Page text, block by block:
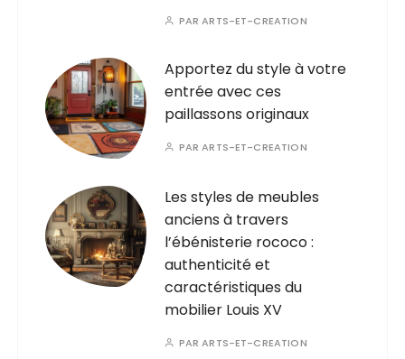
PARARTS-ET-CREATION
Apportez du style à votre
entrée avec ces
paillassons originaux
PARARTS-ET-CREATION
Les styles de meubles
anciens à travers
l’ébénisterie rococo :
authenticité et
caractéristiques du
mobilier Louis XV
PARARTS-ET-CREATION